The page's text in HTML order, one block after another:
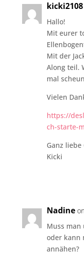
kicki2108
Hallo!
Mit eurer
Mit der
Along teil.
mal
Vielen
https://
ch-starte-
Ganz liebe
Kicki
Nadine
Muss
oder kann
annähen?